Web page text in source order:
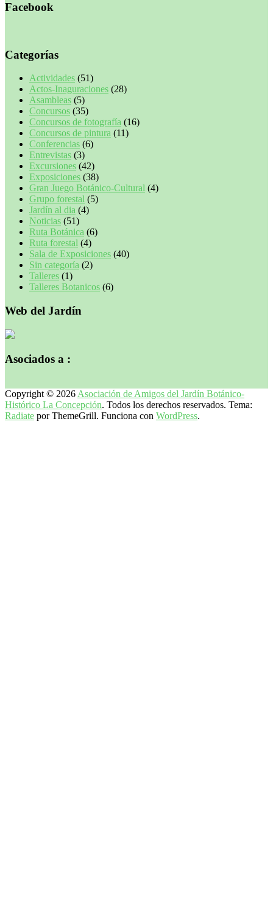
Facebook
Categorías
Actividades (51)
Actos-Inaguraciones (28)
Asambleas (5)
Concursos (35)
Concursos de fotografía (16)
Concursos de pintura (11)
Conferencias (6)
Entrevistas (3)
Excursiones (42)
Exposiciones (38)
Gran Juego Botánico-Cultural (4)
Grupo forestal (5)
Jardín al dia (4)
Noticias (51)
Ruta Botánica (6)
Ruta forestal (4)
Sala de Exposiciones (40)
Sin categoría (2)
Talleres (1)
Talleres Botanicos (6)
Web del Jardín
Asociados a :
Copyright © 2026 Asociación de Amigos del Jardín Botánico-
Histórico La Concepción. Todos los derechos reservados. Tema:
Radiate por ThemeGrill. Funciona con WordPress.